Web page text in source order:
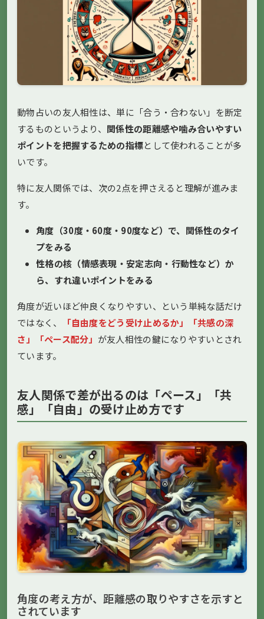
動物占いの友人相性は、単に「合う・合わない」を断定
するものというより、 関係性の距離感や噛み合いやすい
ポイントを把握するための指標として使われることが多
いです。
特に友人関係では、次の2点を押さえると理解が進みま
す。
角度（30度・60度・90度など）で、関係性のタイ
プをみる
性格の核（情感表現・安定志向・行動性など）か
ら、すれ違いポイントをみる
角度が近いほど仲良くなりやすい、という単純な話だけ
ではなく、
「自由度をどう受け止めるか」「共感の深
さ」「ペース配分」 が友人相性の鍵になりやすいとされ
ています。
友人関係で差が出るのは「ペース」「共
感」「自由」の受け止め方です
角度の考え方が、距離感の取りやすさを示すと
されています